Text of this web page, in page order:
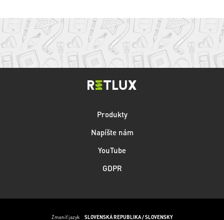
Produkty
Napíšte nám
YouTube
GDPR
Zmeniť jazyk SLOVENSKÁ REPUBLIKA / SLOVENSKY